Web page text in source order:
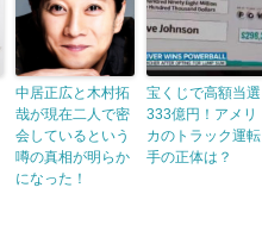
中居正広と木村拓
哉が現在二人で密
会しているという
噂の真相が明らか
になった！
宝くじで高額当選
333億円！アメリ
カのトラック運転
手の正体は？